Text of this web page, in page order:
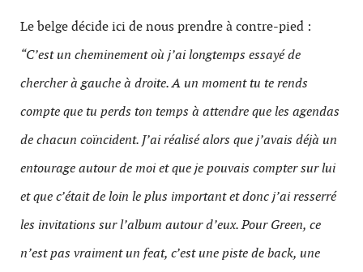
Le belge décide ici de nous prendre à contre-pied :
“C’est un cheminement où j’ai longtemps essayé de
chercher à gauche à droite. A un moment tu te rends
compte que tu perds ton temps à attendre que les agendas
de chacun coïncident. J’ai réalisé alors que j’avais déjà un
entourage autour de moi et que je pouvais compter sur lui
et que c’était de loin le plus important et donc j’ai resserré
les invitations sur l’album autour d’eux. Pour Green, ce
n’est pas vraiment un feat, c’est une piste de back, une